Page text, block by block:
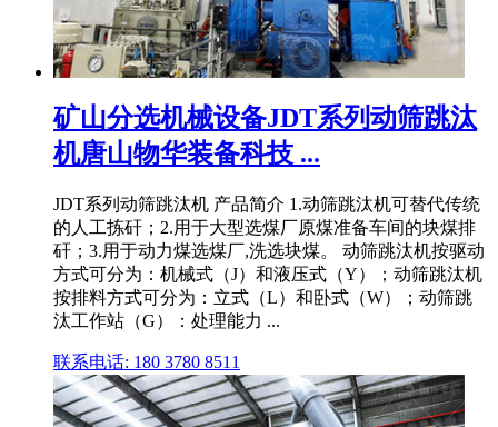
矿山分选机械设备JDT系列动筛跳汰
机唐山物华装备科技 ...
JDT系列动筛跳汰机 产品简介 1.动筛跳‌‌汰机可替代传统
的人工拣矸；2.用于大型选煤厂原煤准备车间的块煤排
矸；3.用于动力煤选煤厂,洗选块煤。 动筛跳汰机按驱动
方式可分为：机械式（J）和液压式（Y）；动筛跳汰机
按排料方式可分为：立式（L）和卧式（W）；动筛跳
汰工作站（G）：处理能力 ...
联系电话: 180 3780 8511